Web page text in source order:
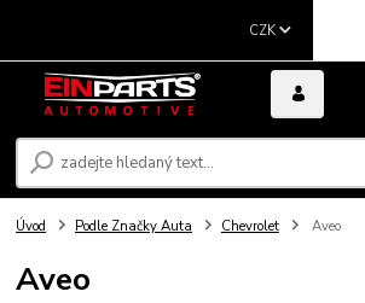
CZK
Úvod Podle Značky Auta Chevrolet Aveo
Aveo